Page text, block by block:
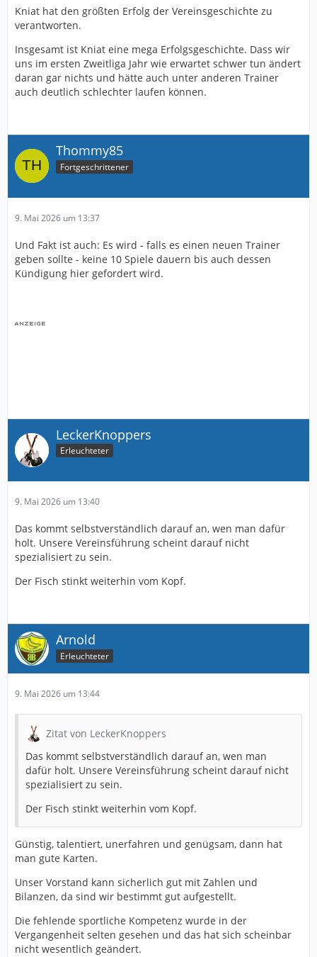
Kniat hat den größten Erfolg der Vereinsgeschichte zu
verantworten.
Insgesamt ist Kniat eine mega Erfolgsgeschichte. Dass wir
uns im ersten Zweitliga Jahr wie erwartet schwer tun ändert
daran gar nichts und hätte auch unter anderen Trainer
auch deutlich schlechter laufen können.
Thommy85
Fortgeschrittener
9. Mai 2026 um 13:37
Und Fakt ist auch: Es wird - falls es einen neuen Trainer
geben sollte - keine 10 Spiele dauern bis auch dessen
Kündigung hier gefordert wird.
LeckerKnoppers
Erleuchteter
9. Mai 2026 um 13:40
Das kommt selbstverständlich darauf an, wen man dafür
holt. Unsere Vereinsführung scheint darauf nicht
spezialisiert zu sein.
Der Fisch stinkt weiterhin vom Kopf.
Arnold
Erleuchteter
9. Mai 2026 um 13:44
Zitat von LeckerKnoppers
Das kommt selbstverständlich darauf an, wen man
dafür holt. Unsere Vereinsführung scheint darauf nicht
spezialisiert zu sein.
Der Fisch stinkt weiterhin vom Kopf.
Günstig, talentiert, unerfahren und genügsam, dann hat
man gute Karten.
Unser Vorstand kann sicherlich gut mit Zahlen und
Bilanzen, da sind wir bestimmt gut aufgestellt.
Die fehlende sportliche Kompetenz wurde in der
Vergangenheit selten gesehen und das hat sich scheinbar
nicht wesentlich geändert.